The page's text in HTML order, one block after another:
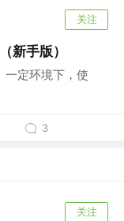
关注
手版）
定环境下，使
3
关注